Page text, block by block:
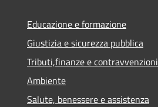
Educazione e formazione
Giustizia e sicurezza pubblica
Tributi,finanze e contravvenzioni
Ambiente
Salute, benessere e assistenza